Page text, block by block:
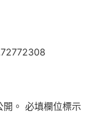
。 必填欄位標示